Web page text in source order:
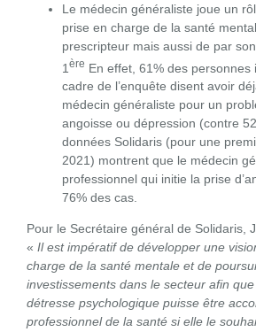
Le médecin généraliste joue un
prise en charge de la santé
prescripteur mais aussi de par
1 ère En effet, 61% des personnes
cadre de l’enquête disent avoir
médecin généraliste pour un
angoisse ou dépression (contre
données Solidaris (pour une
2021) montrent que le médecin
professionnel qui initie la prise
76% des cas.
Pour le Secrétaire général de Solidaris,
« Il est impératif de développer une
charge de la santé mentale et de
investissements dans le secteur afin
détresse psychologique puisse être
professionnel de la santé si elle le